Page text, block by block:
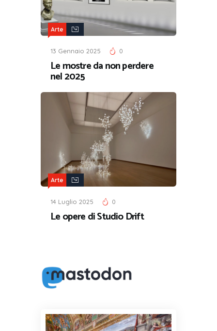
Arte
13 Gennaio 2025 0
Le mostre da non perdere
nel 2025
Arte
14 Luglio 2025 0
Le opere di Studio Drift